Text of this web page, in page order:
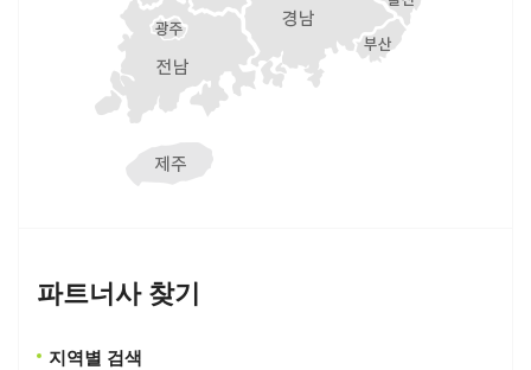
파트너사 찾기
지역별 검색